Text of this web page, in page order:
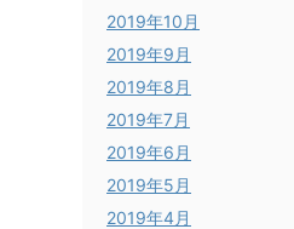
2019年10月
2019年9月
2019年8月
2019年7月
2019年6月
2019年5月
2019年4月